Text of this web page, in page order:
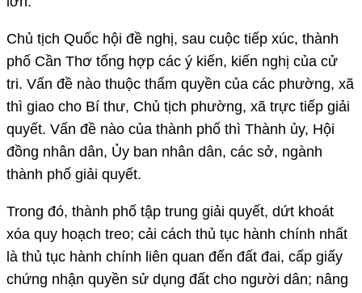
Chủ tịch Quốc hội đề nghị, sau cuộc tiếp xúc, thành
phố Cần Thơ tổng hợp các ý kiến, kiến nghị của cử
tri. Vấn đề nào thuộc thẩm quyền của các phường, xã
thì giao cho Bí thư, Chủ tịch phường, xã trực tiếp giải
quyết. Vấn đề nào của thành phố thì Thành ủy, Hội
đồng nhân dân, Ủy ban nhân dân, các sở, ngành
thành phố giải quyết.
Trong đó, thành phố tập trung giải quyết, dứt khoát
xóa quy hoạch treo; cải cách thủ tục hành chính nhất
là thủ tục hành chính liên quan đến đất đai, cấp giấy
chứng nhận quyền sử dụng đất cho người dân; nâng